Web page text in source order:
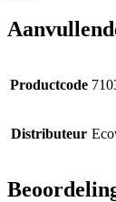
Productcode
Distributeur